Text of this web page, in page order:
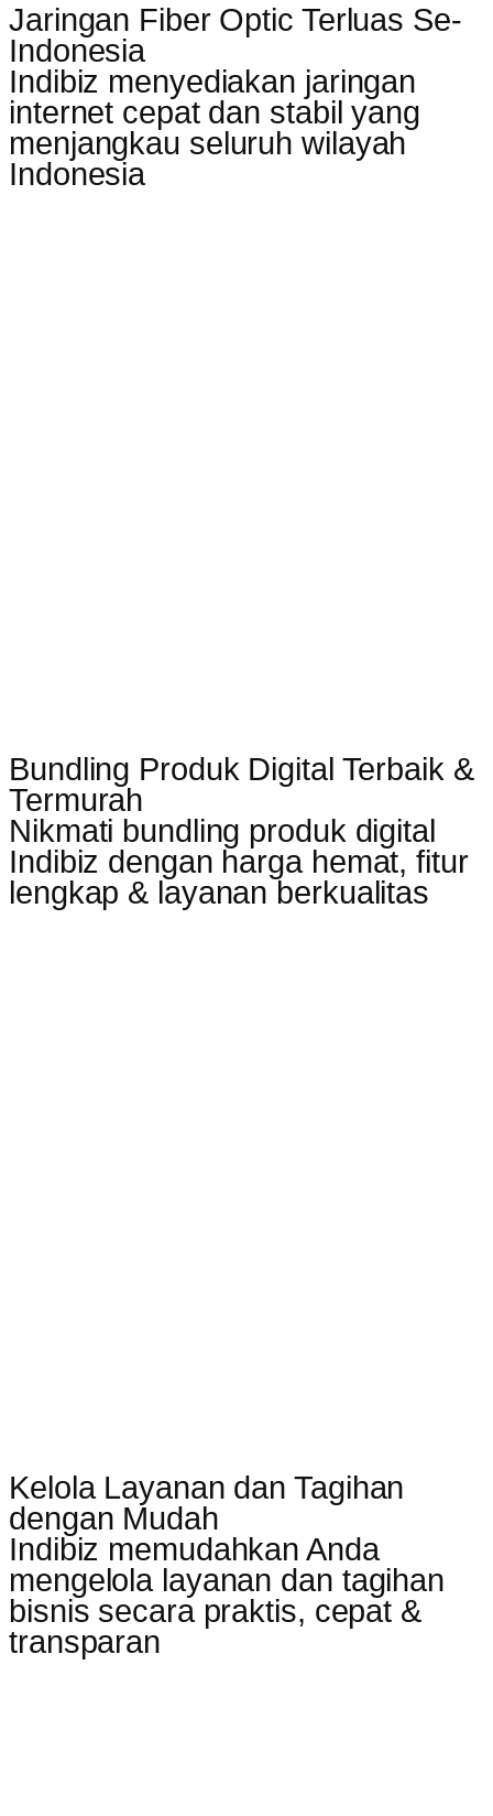
Jaringan Fiber Optic Terluas Se-
Indonesia
Indibiz menyediakan jaringan
internet cepat dan stabil yang
menjangkau seluruh wilayah
Indonesia
Bundling Produk Digital Terbaik &
Termurah
Nikmati bundling produk digital
Indibiz dengan harga hemat, fitur
lengkap & layanan berkualitas
Kelola Layanan dan Tagihan
dengan Mudah
Indibiz memudahkan Anda
mengelola layanan dan tagihan
bisnis secara praktis, cepat &
transparan